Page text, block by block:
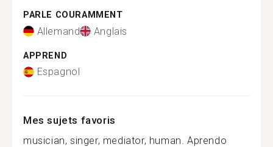
PARLE COURAMMENT
Allemand Anglais
APPREND
Espagnol
Mes sujets favoris
musician, singer, mediator, human. Aprendo